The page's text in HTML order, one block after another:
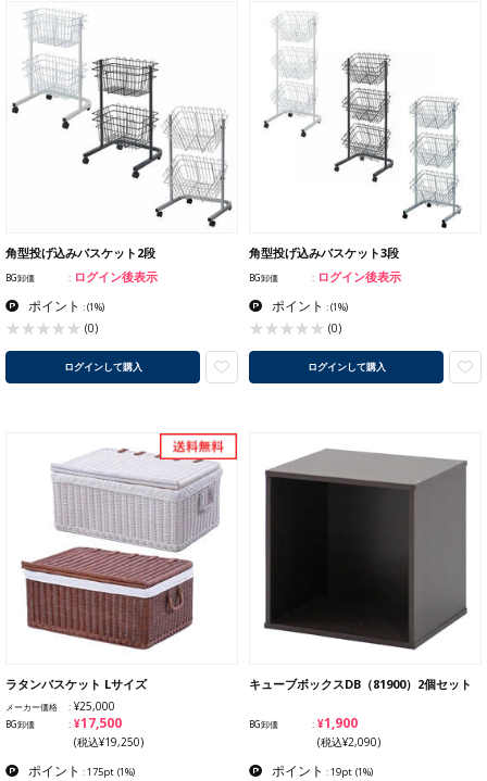
角型投げ込みバスケット2段
BG卸価 ログイン後表示
ポイント :(1%)
(0)
ログインして購入
角型投げ込みバスケット3段
BG卸価 ログイン後表示
ポイント :(1%)
(0)
ログインして購入
ラタンバスケット Lサイズ
メーカー価格 ¥25,000
BG卸価 ¥17,500
(税込¥19,250)
ポイント : 175pt (1%)
キューブボックスDB（81900）2個セット
BG卸価 ¥1,900
(税込¥2,090)
ポイント : 19pt (1%)